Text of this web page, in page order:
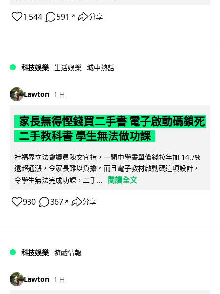
1,544 591 ↗ 分享
科技娛樂 生活娛樂 城中熱話
Lawton 1 日
家長無得慳錢買二手書 電子啟動碼鎖死
二手教科書 學生無法做功課
社福界立法會議員陳文宜指，一間中學書單價錢按年加 14.7%
遠超通漲，令家長難以負擔。而且電子教材啟動碼這項設計，
令學生無法完成功課，二手...
閱讀全文
930 367 ↗ 分享
科技娛樂 遊戲情報
Lawton 1 日